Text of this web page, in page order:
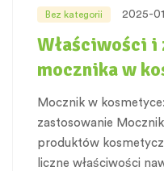
Bez kategorii 2025-
Właściwości i
mocznika w
Mocznik w
zastosowanie
produktów
liczne właściwości